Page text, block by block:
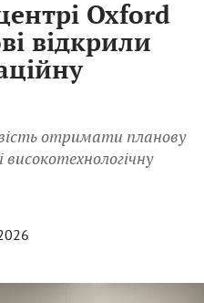
Oxford
відкрили
отримати планову